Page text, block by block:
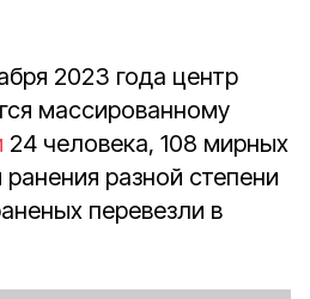
2023 года центр
массированному
24 человека, 108 мирных
разной степени
перевезли в